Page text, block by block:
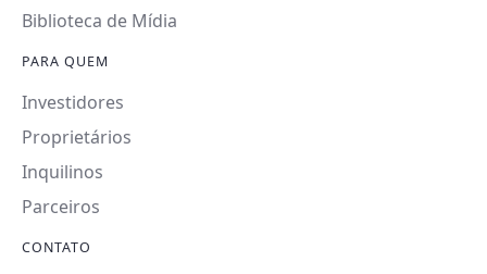
Biblioteca de Mídia
PARA QUEM
Investidores
Proprietários
Inquilinos
Parceiros
CONTATO